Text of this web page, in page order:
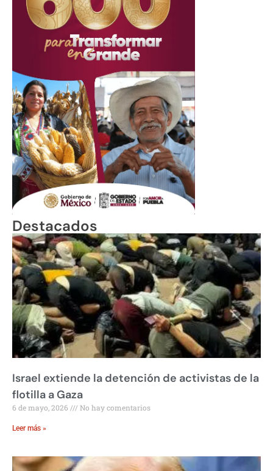
Destacados
Israel extiende la detención de activistas de la
flotilla a Gaza
6 de mayo, 2026 No hay comentarios
Leer más »